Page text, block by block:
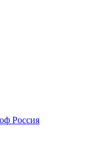
Россия